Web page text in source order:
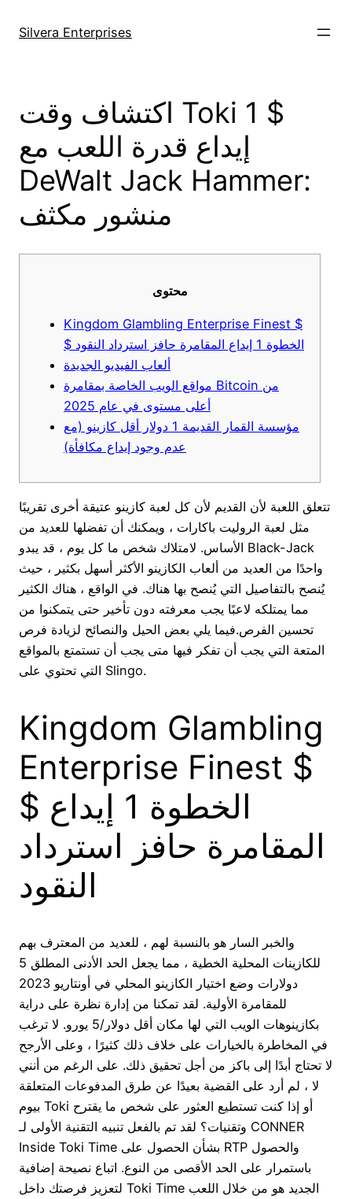
Silvera Enterprises
اكتشاف وقت Toki 1 $
إيداع قدرة اللعب مع
DeWalt Jack Hammer:
منشور مكثف
محتوى
Kingdom Glambling Enterprise Finest $
$ الخطوة 1 إيداع المقامرة حافز استرداد النقود
ألعاب الفيديو الجديدة
مواقع الويب الخاصة بمقامرة Bitcoin من
أعلى مستوى في عام 2025
مؤسسة القمار القديمة 1 دولار أقل كازينو (مع
عدم وجود إيداع مكافأة)
تتعلق اللعبة لأن القديم لأن كل لعبة كازينو عتيقة أخرى تقريبًا
مثل لعبة الروليت باكارات ، ويمكنك أن تفضلها للعديد من
الأساس. لامتلاك شخص ما كل يوم ، قد يبدو Black-Jack
واحدًا من العديد من ألعاب الكازينو الأكثر أسهل بكثير ، حيث
يُنصح بالتفاصيل التي يُنصح بها هناك. في الواقع ، هناك الكثير
مما يمتلكه لاعبًا يجب معرفته دون تأخير حتى يتمكنوا من
تحسين الفرص.فيما يلي بعض الحيل والنصائح لزيادة فرص
المتعة التي يجب أن تفكر فيها متى يجب أن تستمتع بالمواقع
التي تحتوي على Slingo.
Kingdom Glambling
Enterprise Finest $
$ الخطوة 1 إيداع
المقامرة حافز استرداد
النقود
والخبر السار هو بالنسبة لهم ، للعديد من المعترف بهم
للكازينات المحلية الخطية ، مما يجعل الحد الأدنى المطلق 5
دولارات وضع اختيار الكازينو المحلي في أونتاريو 2023
للمقامرة الأولية. لقد تمكنا من إدارة نظرة على دراية
بكازينوهات الويب التي لها مكان أقل دولار/5 يورو. لا ترغب
في المخاطرة بالخيارات على خلاف ذلك كثيرًا ، وعلى الأرجح
لا تحتاج أبدًا إلى باكز من أجل تحقيق ذلك. على الرغم من أنني
لا ، لم أرد على القضية بعيدًا عن طرق المدفوعات المتعلقة
بيوم Toki أو إذا كنت تستطيع العثور على شخص ما يقترح
وتقنيات؟ لقد تم بالفعل تنبيه التقنية الأولى لـ CONNER
Inside Toki Time بشأن الحصول على RTP والحصول
باستمرار على الحد الأقصى من النوع. اتباع نصيحة إضافية
لتعزيز فرصتك داخل Toki Time الجديد هو من خلال اللعب